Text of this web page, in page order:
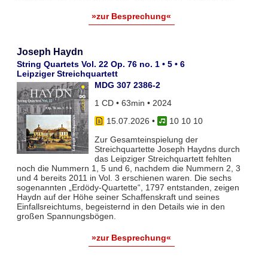
»zur Besprechung«
Joseph Haydn
String Quartets Vol. 22 Op. 76 no. 1 • 5 • 6
Leipziger Streichquartett
MDG 307 2386-2
1 CD • 63min • 2024
15.07.2026 •
10 10 10
Zur Gesamteinspielung der
Streichquartette Joseph Haydns durch
das Leipziger Streichquartett fehlten
noch die Nummern 1, 5 und 6, nachdem die Nummern 2, 3
und 4 bereits 2011 in Vol. 3 erschienen waren. Die sechs
sogenannten „Erdödy-Quartette“, 1797 entstanden, zeigen
Haydn auf der Höhe seiner Schaffenskraft und seines
Einfallsreichtums, begeisternd in den Details wie in den
großen Spannungsbögen.
»zur Besprechung«